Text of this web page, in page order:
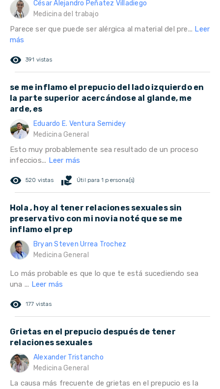
César Alejandro Peñatez Villadiego
Medicina del trabajo
Parece ser que puede ser alérgica al material del pre... Leer
más
remove_red_eye 391 vistas
se me inflamo el prepucio del lado izquierdo en
la parte superior acercándose al glande, me
arde, es
Eduardo E. Ventura Semidey
Medicina General
Esto muy probablemente sea resultado de un proceso
infeccios... Leer más
remove_red_eye 520 vistas volunteer_activism Útil para 1 persona(s)
Hola , hoy al tener relaciones sexuales sin
preservativo con mi novia noté que se me
inflamo el prep
Bryan Steven Urrea Trochez
Medicina General
Lo más probable es que lo que te está sucediendo sea
una ... Leer más
remove_red_eye 177 vistas
Grietas en el prepucio después de tener
relaciones sexuales
Alexander Tristancho
Medicina General
La causa más frecuente de grietas en el prepucio es la